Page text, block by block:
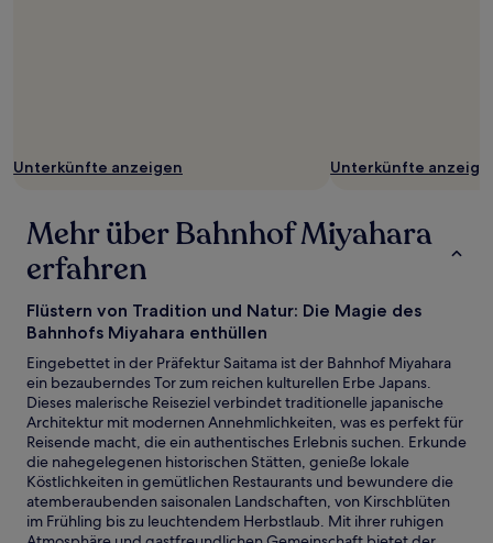
Unterkünfte anzeigen Unterkünfte
Mehr über Bahnhof Miyahara
erfahren
Flüstern von Tradition und Natur: Die Magie des
Bahnhofs Miyahara enthüllen
Eingebettet in der Präfektur Saitama ist der Bahnhof Miyahara
ein bezauberndes Tor zum reichen kulturellen Erbe Japans.
Dieses malerische Reiseziel verbindet traditionelle japanische
Architektur mit modernen Annehmlichkeiten, was es perfekt für
Reisende macht, die ein authentisches Erlebnis suchen. Erkunde
die nahegelegenen historischen Stätten, genieße lokale
Köstlichkeiten in gemütlichen Restaurants und bewundere die
atemberaubenden saisonalen Landschaften, von Kirschblüten
im Frühling bis zu leuchtendem Herbstlaub. Mit ihrer ruhigen